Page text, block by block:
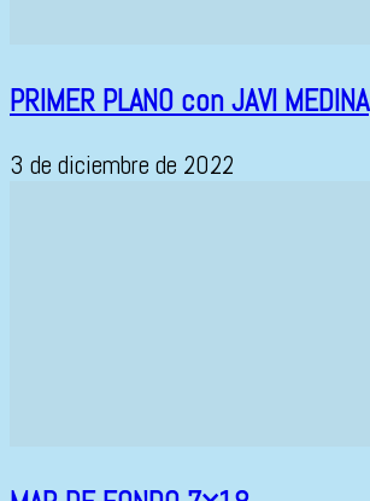
PRIMER PLANO con JAVI MEDINA
3 de diciembre de 2022